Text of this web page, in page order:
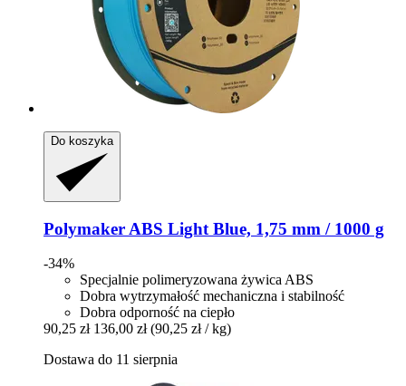
Do koszyka
Polymaker ABS Light Blue, 1,75 mm / 1000 g
-34%
Specjalnie polimeryzowana żywica ABS
Dobra wytrzymałość mechaniczna i stabilność
Dobra odporność na ciepło
90,25 zł 136,00 zł (90,25 zł / kg)
Dostawa do 11 sierpnia